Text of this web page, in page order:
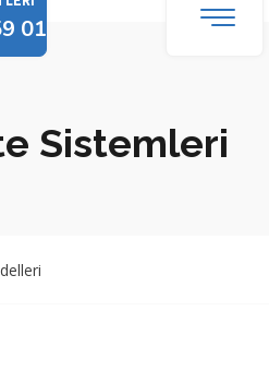
01
Sistemleri